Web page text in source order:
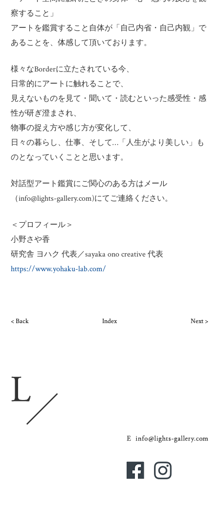
察すること」
アートを鑑賞すること自体が「自己内省・自己内観」で
あることを、体感して頂いております。
様々なBorderに立たされている今、
日常的にアートに触れることで、
見えないものを見て・聞いて・読むといった感受性・感
性が研ぎ澄まされ、
物事の捉え方や感じ方が変化して、
日々の暮らし、仕事、そして…「人生がより美しい」も
のとなっていくことと思います。
対話型アート鑑賞にご関心のある方はメール
（info@lights-gallery.com)にてご連絡ください。
＜プロフィール＞
小野さや香
研究舎 ヨハク 代表／sayaka ono creative 代表
https://www.yohaku-lab.com/
< Back Index Next >